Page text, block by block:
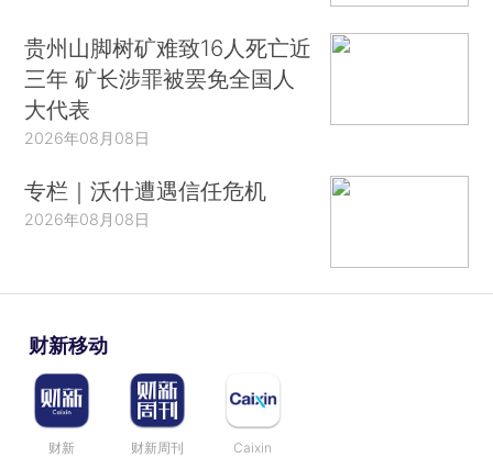
贵州山脚树矿难致16人死亡近
三年 矿长涉罪被罢免全国人
大代表
2026年08月08日
专栏｜沃什遭遇信任危机
2026年08月08日
财新移动
财新 财新周刊 Caixin